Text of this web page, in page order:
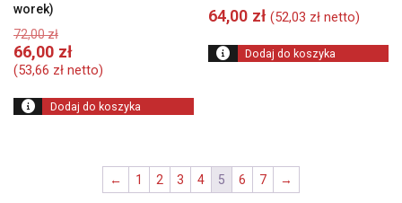
worek)
72,00złPierwotna
cena
wynosiła:
72,00 zł.
66,00 zł
Aktualna
cena
66,00 zł.
(53,66 zł netto)
Dodaj do koszyka
64,00 zł (52,03 zł netto)
Dodaj do koszyka
← 1 2 3 4 5 6 7 →